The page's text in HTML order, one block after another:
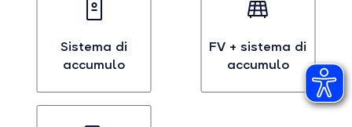
Sistema di
accumulo
FV + sistema di
accumulo